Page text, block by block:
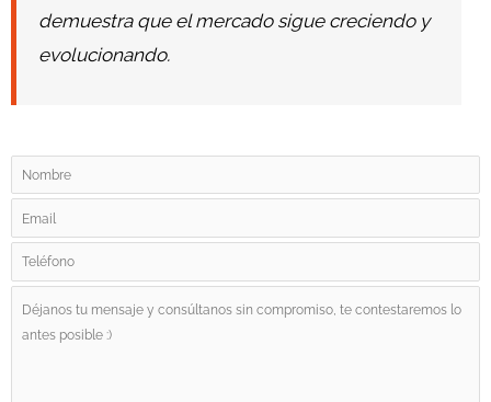
demuestra que el mercado sigue creciendo y
evolucionando.